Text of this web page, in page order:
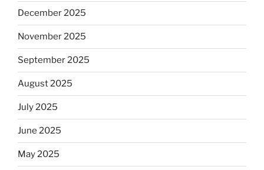
December 2025
November 2025
September 2025
August 2025
July 2025
June 2025
May 2025